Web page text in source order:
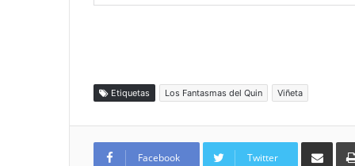
Etiquetas Los Fantasmas del Quin Viñeta
Facebook Twitter
Compartir